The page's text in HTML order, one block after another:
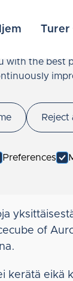
with the best
Reject
Preferences
Turer
kuvaa, mitä
Norjan
of
kerätä eikä